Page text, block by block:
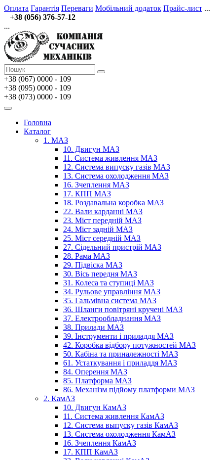
Оплата Гарантія Переваги Мобільний додаток Прайс-лист ...
+38 (056) 376-57-12
...
+38 (067) 0000 - 109
+38 (095) 0000 - 109
+38 (073) 0000 - 109
Головна
Каталог
1. МАЗ
10. Двигун МАЗ
11. Система живлення МАЗ
12. Система випуску газів МАЗ
13. Система охолодження МАЗ
16. Зчеплення МАЗ
17. КПП МАЗ
18. Роздавальна коробка МАЗ
22. Вали карданні МАЗ
23. Міст передній МАЗ
24. Міст задній МАЗ
25. Міст середній МАЗ
27. Сідельний пристрій МАЗ
28. Рама МАЗ
29. Підвіска МАЗ
30. Вісь передня МАЗ
31. Колеса та ступиці МАЗ
34. Рульове управління МАЗ
35. Гальмівна система МАЗ
36. Шланги повітряні кручені МАЗ
37. Електрообладнання МАЗ
38. Прилади МАЗ
39. Інструменти і приладдя МАЗ
42. Коробка відбору потужностей МАЗ
50. Кабіна та приналежності МАЗ
61. Устаткування і приладдя МАЗ
84. Оперення МАЗ
85. Платформа МАЗ
86. Механізм підйому платформи МАЗ
2. КамАЗ
10. Двигун КамАЗ
11. Система живлення КамАЗ
12. Система выпуску газів КамАЗ
13. Система охолодження КамАЗ
16. Зчеплення КамАЗ
17. КПП КамАЗ